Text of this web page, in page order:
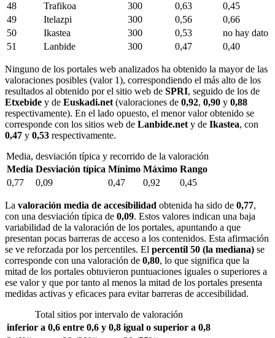
48
Trafikoa 300 0,63
0,45
49
Itelazpi 300 0,56
0,66
50
Ikastea 300 0,53
no hay dato
51
Lanbide 300 0,47 0,40
Ninguno de los portales web analizados ha obtenido la mayor de las
valoraciones posibles (valor 1), correspondiendo el más alto de los
resultados al obtenido por el sitio web de SPRI, seguido de los de
Etxebide y de Euskadi.net(valoraciones de 0,92, 0,90 y 0,88
respectivamente). En el lado opuesto, el menor valor obtenido se
corresponde con los sitios web de Lanbide.nety de Ikastea, con
0,47 y 0,53 respectivamente.
Media, desviación típica y recorrido de la valoración
Media Desviación típica Mínimo Máximo Rango
0,77
0,09 0,47 0,92 0,45
La valoración media de accesibilidad obtenida ha sido de 0,77,
con una desviación típica de 0,09. Estos valores indican una baja
variabilidad de la valoración de los portales, apuntando a que
presentan pocas barreras de acceso a los contenidos. Esta afirmación
se ve reforzada por los percentiles. El percentil 50 (la mediana) se
corresponde con una valoración de 0,80, lo que significa que la
mitad de los portales obtuvieron puntuaciones iguales o superiores a
ese valor y que por tanto al menos la mitad de los portales presenta
medidas activas y eficaces para evitar barreras de accesibilidad.
Total sitios por intervalo de valoración
inferior a 0,6 entre 0,6 y 0,8 igual o superior a 0,8